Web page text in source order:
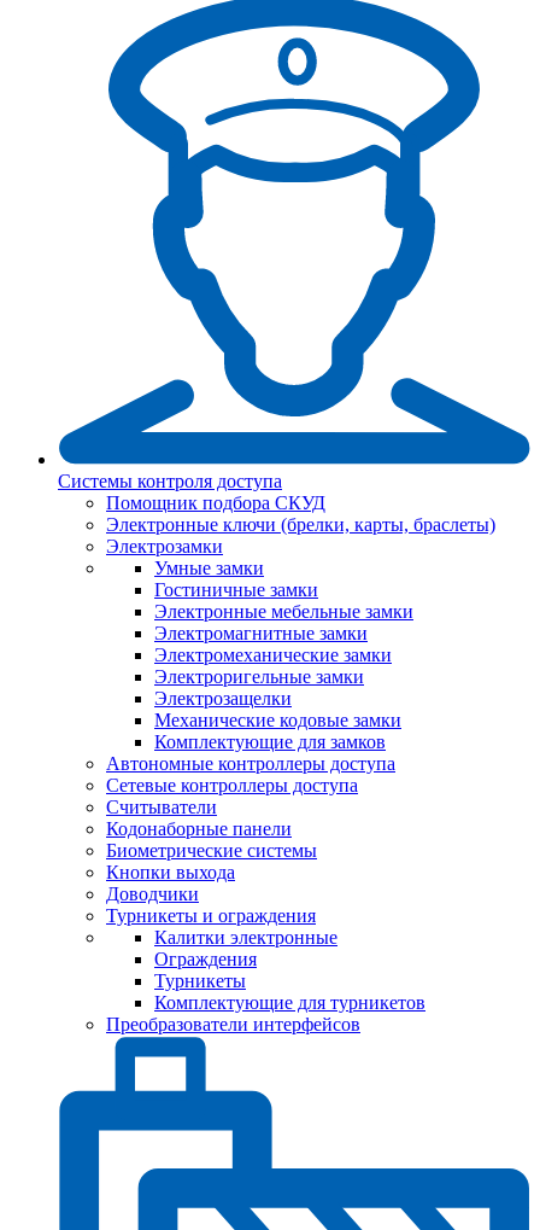
Системы контроля доступа
Помощник подбора СКУД
Электронные ключи (брелки, карты, браслеты)
Электрозамки
Умные замки
Гостиничные замки
Электронные мебельные замки
Электромагнитные замки
Электромеханические замки
Электроригельные замки
Электрозащелки
Механические кодовые замки
Комплектующие для замков
Автономные контроллеры доступа
Сетевые контроллеры доступа
Считыватели
Кодонаборные панели
Биометрические системы
Кнопки выхода
Доводчики
Турникеты и ограждения
Калитки электронные
Ограждения
Турникеты
Комплектующие для турникетов
Преобразователи интерфейсов